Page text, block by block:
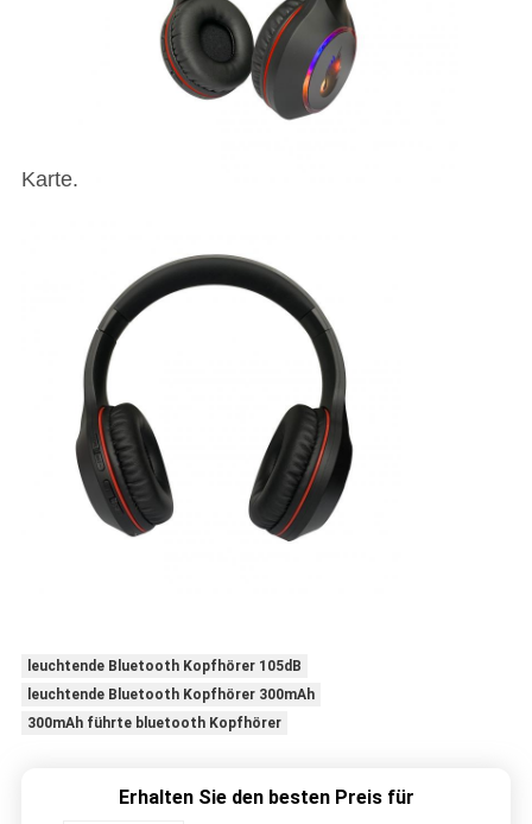
Karte.
leuchtende Bluetooth Kopfhörer 105dB
leuchtende Bluetooth Kopfhörer 300mAh
300mAh führte bluetooth Kopfhörer
Erhalten Sie den besten Preis für